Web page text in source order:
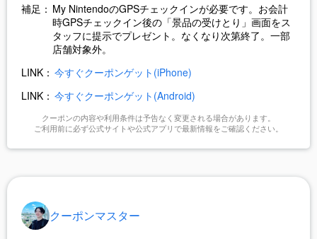
補足： My NintendoのGPSチェックインが必要です。お会計
時GPSチェックイン後の「景品の受けとり」画面をス
タッフに提示でプレゼント。なくなり次第終了。一部
店舗対象外。
LINK： 今すぐクーポンゲット(iPhone)
LINK： 今すぐクーポンゲット(Android)
クーポンの内容や利用条件は予告なく変更される場合があります。
ご利用前に必ず公式サイトや公式アプリで最新情報をご確認ください。
クーポンマスター